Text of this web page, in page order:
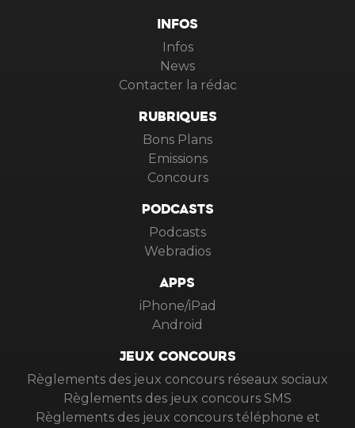
INFOS
Infos
News
Contacter la rédac
RUBRIQUES
Bons Plans
Emissions
Concours
PODCASTS
Podcasts
Webradios
APPS
iPhone/iPad
Android
JEUX CONCOURS
Règlements des jeux concours réseaux sociaux
Règlements des jeux concours SMS
Règlements des jeux concours téléphone et